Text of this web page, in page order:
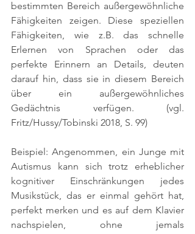
bestimmten Bereich außergewöhnliche
Fähigkeiten zeigen. Diese speziellen
Fähigkeiten, wie z.B. das schnelle
Erlernen von Sprachen oder das
perfekte Erinnern an Details, deuten
darauf hin, dass sie in diesem Bereich
über ein außergewöhnliches
Gedächtnis verfügen. (vgl.
Fritz/Hussy/Tobinski 2018, S. 99)
Beispiel: Angenommen, ein Junge mit
Autismus kann sich trotz erheblicher
kognitiver Einschränkungen jedes
Musikstück, das er einmal gehört hat,
perfekt merken und es auf dem Klavier
nachspielen, ohne jemals